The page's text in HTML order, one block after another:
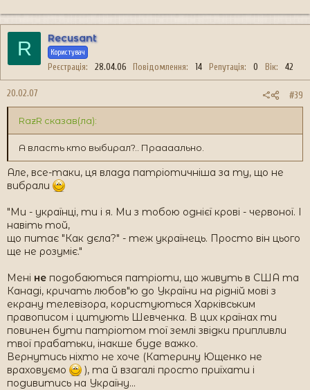
R Recusant
Користувач
Реєстрація 28.04.06 Повідомлення 14 Репутація 0 Вік 42
20.02.07 #39
RazR сказав(ла):
А власть кто выбирал?.. Праааально.
Але, все-таки, ця влада патріотичніша за ту, що не
вибрали
"Ми - українці, ти і я. Ми з тобою однієї крові - червоної. І
навіть той,
що питає "Как дєла?" - теж українець. Просто він цього
ще не розуміє."
Мені не подобаються патріоти, що живуть в США та
Канаді, кричать любов"ю до України на рідній мові з
екрану телевізора, користуються Харківським
правописом і цитують Шевченка. В цих країнах ти
повинен бути патріотом тої землі звідки припливли
твої прабатьки, інакше буде важко.
Вернутись ніхто не хоче (Катерину Ющенко не
враховуємо
), та й взагалі просто приїхати і
подивитись на Україну...